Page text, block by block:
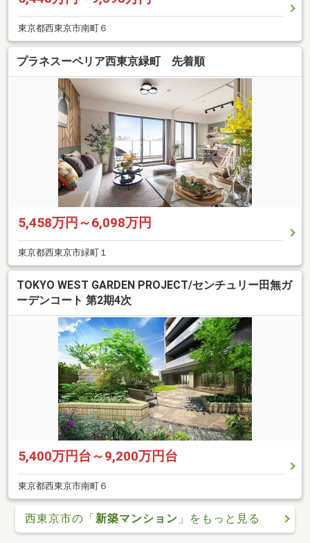
東京都西東京市南町６
プラネスーペリア西東京緑町 先着順
5,458万円～6,098万円
東京都西東京市緑町１
TOKYO WEST GARDEN PROJECT/センチュリー田無ガ
ーデンコート 第2期4次
5,400万円台～9,200万円台
東京都西東京市南町６
西東京市の「新築マンション 」をもっと見る